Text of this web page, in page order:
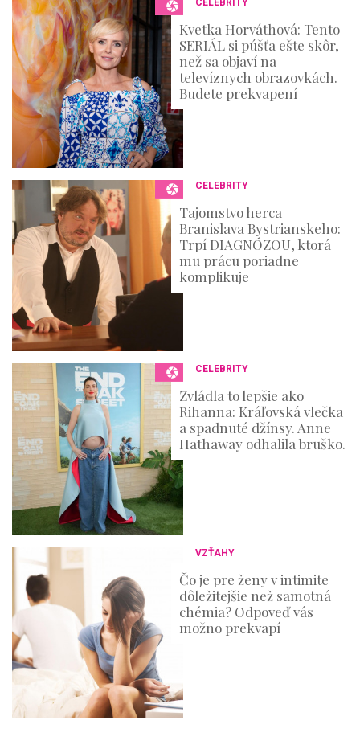
d
s
CELEBRITY
Kvetka Horváthová: Tento
SERIÁL si púšťa ešte skôr,
než sa objaví na
televíznych obrazovkách.
Budete prekvapení
CELEBRITY
Tajomstvo herca
Branislava Bystrianskeho:
Trpí DIAGNÓZOU, ktorá
mu prácu poriadne
komplikuje
CELEBRITY
Zvládla to lepšie ako
Rihanna: Kráľovská vlečka
a spadnuté džínsy. Anne
Hathaway odhalila bruško.
VZŤAHY
Čo je pre ženy v intimite
dôležitejšie než samotná
chémia? Odpoveď vás
možno prekvapí